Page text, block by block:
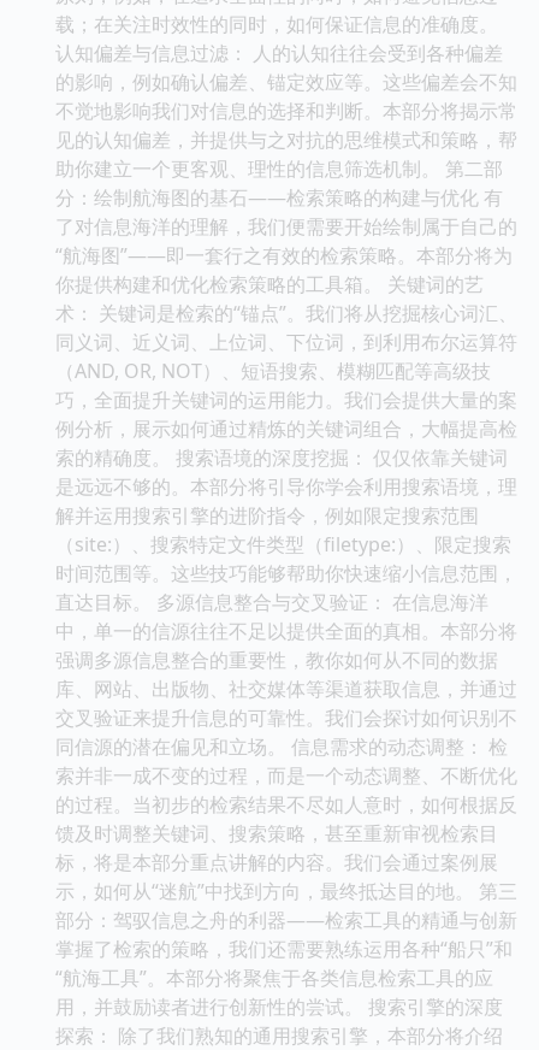
载；在关注时效性的同时，如何保证信息的准确度。
认知偏差与信息过滤： 人的认知往往会受到各种偏差
的影响，例如确认偏差、锚定效应等。这些偏差会不知
不觉地影响我们对信息的选择和判断。本部分将揭示常
见的认知偏差，并提供与之对抗的思维模式和策略，帮
助你建立一个更客观、理性的信息筛选机制。 第二部
分：绘制航海图的基石——检索策略的构建与优化 有
了对信息海洋的理解，我们便需要开始绘制属于自己的
“航海图”——即一套行之有效的检索策略。本部分将为
你提供构建和优化检索策略的工具箱。 关键词的艺
术： 关键词是检索的“锚点”。我们将从挖掘核心词汇、
同义词、近义词、上位词、下位词，到利用布尔运算符
（AND, OR, NOT）、短语搜索、模糊匹配等高级技
巧，全面提升关键词的运用能力。我们会提供大量的案
例分析，展示如何通过精炼的关键词组合，大幅提高检
索的精确度。 搜索语境的深度挖掘： 仅仅依靠关键词
是远远不够的。本部分将引导你学会利用搜索语境，理
解并运用搜索引擎的进阶指令，例如限定搜索范围
（site:）、搜索特定文件类型（filetype:）、限定搜索
时间范围等。这些技巧能够帮助你快速缩小信息范围，
直达目标。 多源信息整合与交叉验证： 在信息海洋
中，单一的信源往往不足以提供全面的真相。本部分将
强调多源信息整合的重要性，教你如何从不同的数据
库、网站、出版物、社交媒体等渠道获取信息，并通过
交叉验证来提升信息的可靠性。我们会探讨如何识别不
同信源的潜在偏见和立场。 信息需求的动态调整： 检
索并非一成不变的过程，而是一个动态调整、不断优化
的过程。当初步的检索结果不尽如人意时，如何根据反
馈及时调整关键词、搜索策略，甚至重新审视检索目
标，将是本部分重点讲解的内容。我们会通过案例展
示，如何从“迷航”中找到方向，最终抵达目的地。 第三
部分：驾驭信息之舟的利器——检索工具的精通与创新
掌握了检索的策略，我们还需要熟练运用各种“船只”和
“航海工具”。本部分将聚焦于各类信息检索工具的应
用，并鼓励读者进行创新性的尝试。 搜索引擎的深度
探索： 除了我们熟知的通用搜索引擎，本部分将介绍